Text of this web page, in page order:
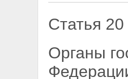
Статья 20
Органы